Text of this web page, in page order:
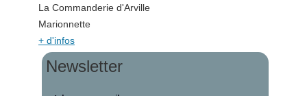
La Commanderie d'Arville
Marionnette
+ d'infos
Newsletter